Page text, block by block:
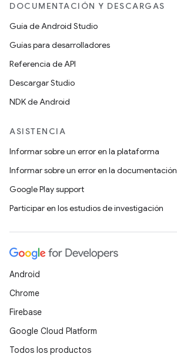
DOCUMENTACIÓN Y DESCARGAS
Guía de Android Studio
Guías para desarrolladores
Referencia de API
Descargar Studio
NDK de Android
ASISTENCIA
Informar sobre un error en la plataforma
Informar sobre un error en la documentación
Google Play support
Participar en los estudios de investigación
Android
Chrome
Firebase
Google Cloud Platform
Todos los productos